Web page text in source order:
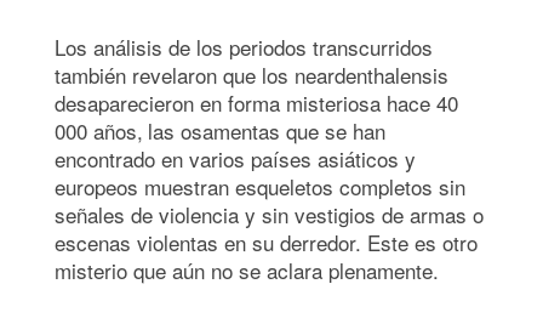
Los análisis de los periodos transcurridos
también revelaron que los neardenthalensis
desaparecieron en forma misteriosa hace 40
000 años, las osamentas que se han
encontrado en varios países asiáticos y
europeos muestran esqueletos completos sin
señales de violencia y sin vestigios de armas o
escenas violentas en su derredor. Este es otro
misterio que aún no se aclara plenamente.